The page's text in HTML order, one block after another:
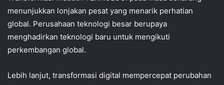
menunjukkan lonjakan pesat yang menarik perhatian
global. Perusahaan teknologi besar berupaya
menghadirkan teknologi baru untuk mengikuti
perkembangan global.
Lebih lanjut, transformasi digital mempercepat perubahan